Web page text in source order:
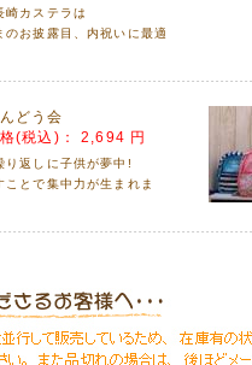
ざいます!
&お天気アニマル柄のレインシ
てくださいね♥
場合がございます。
崎カステラは
のお披露目、内祝いに最適
どう会
(税込)：2,694 円
り返しに子供が夢中!
ことで集中力が生まれま